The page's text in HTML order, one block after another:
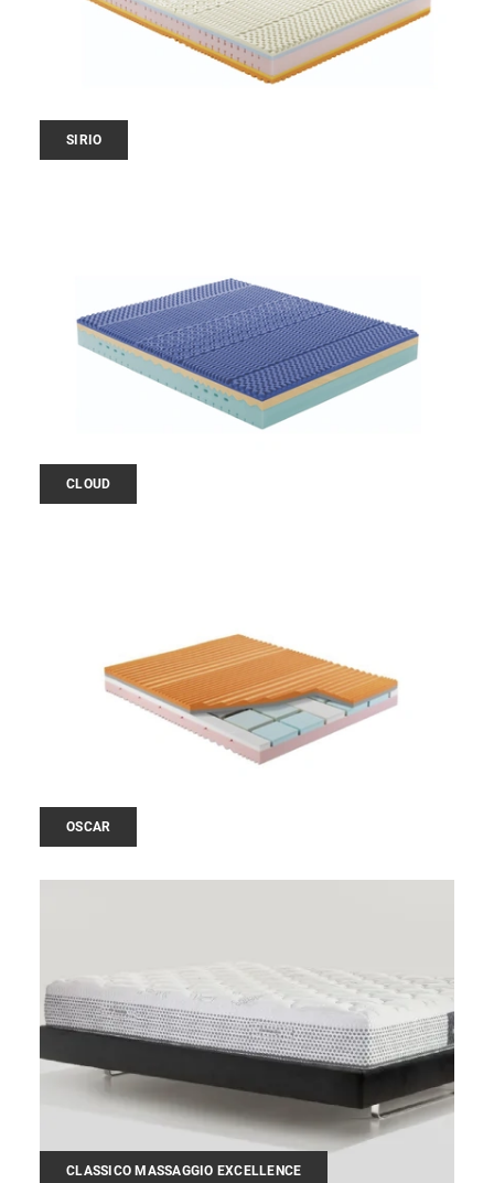
SIRIO
CLOUD
OSCAR
CLASSICO MASSAGGIO EXCELLENCE